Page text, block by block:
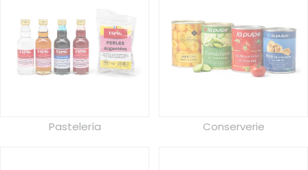
Pastelería Conserverie